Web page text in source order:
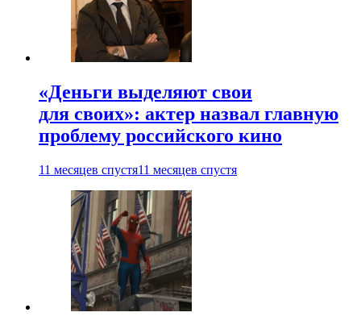
«Деньги выделяют свои
для своих»: актер назвал главную
проблему российского кино
11 месяцев спустя11 месяцев спустя